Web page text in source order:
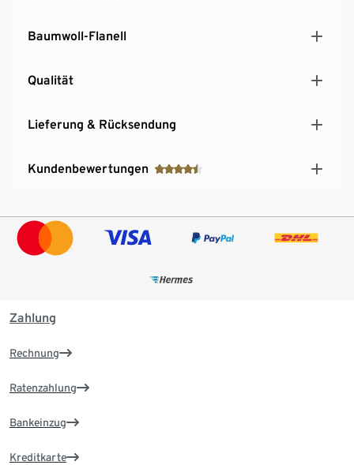
Baumwoll-Flanell
Qualität
Lieferung & Rücksendung
Kundenbewertungen
Zahlung
Rechnung
Ratenzahlung
Bankeinzug
Kreditkarte